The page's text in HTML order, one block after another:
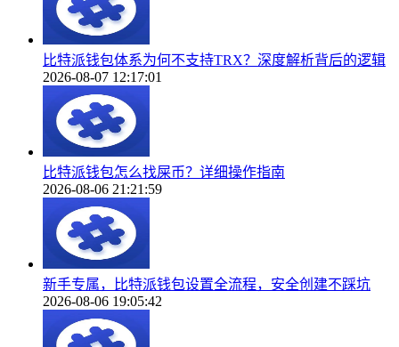
比特派钱包体系为何不支持TRX？深度解析背后的逻辑
2026-08-07 12:17:01
比特派钱包怎么找屎币？详细操作指南
2026-08-06 21:21:59
新手专属，比特派钱包设置全流程，安全创建不踩坑
2026-08-06 19:05:42